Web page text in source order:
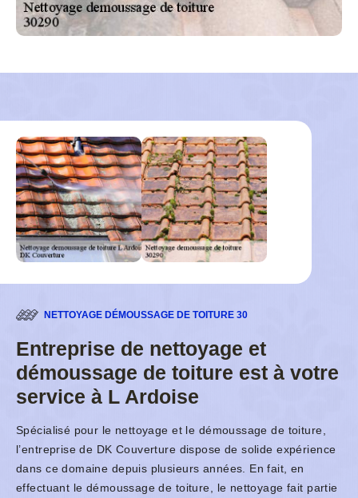
NETTOYAGE DÉMOUSSAGE DE TOITURE 30
Entreprise de nettoyage et
démoussage de toiture est à votre
service à L Ardoise
Spécialisé pour le nettoyage et le démoussage de toiture,
l’entreprise de DK Couverture dispose de solide expérience
dans ce domaine depuis plusieurs années. En fait, en
effectuant le démoussage de toiture, le nettoyage fait partie